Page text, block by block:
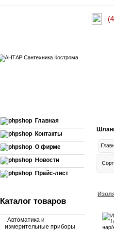
Главная
Контакты
О фирме
Новости
Прайс-лист
Каталог товаров
Автоматика и
измерительные приборы